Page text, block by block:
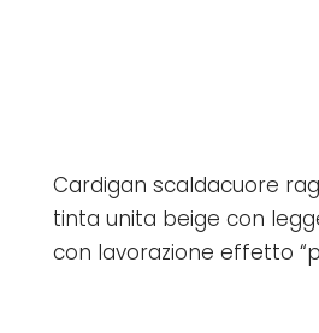
Cardigan scaldacuore
tinta unita beige con
con lavorazione effetto